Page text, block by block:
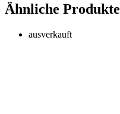
Ähnliche Produkte
ausverkauft